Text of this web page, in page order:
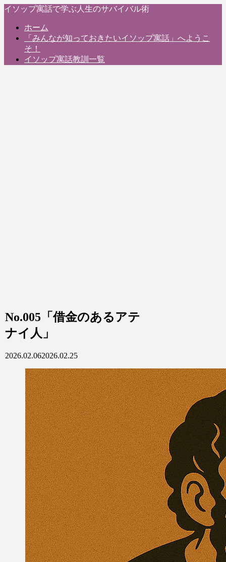
イソップ寓話で学ぶ人生のサバイバル術
ホーム
「みんなが知っておきたいイソップ寓話」へようこ
そ！
イソップ寓話教訓一覧
No.005「借金のあるアテ
ナイ人」
2026.02.062026.02.25